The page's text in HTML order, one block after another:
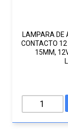
LAMPARA DE
CONTACTO
15MM,